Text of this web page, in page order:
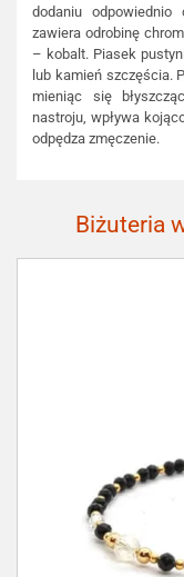
dodaniu
zawiera odrobinę
– kobalt. Piasek
lub kamień szczęścia.
mieniąc się
nastroju, wpływa
odpędza zmęczenie.
Biżuteria